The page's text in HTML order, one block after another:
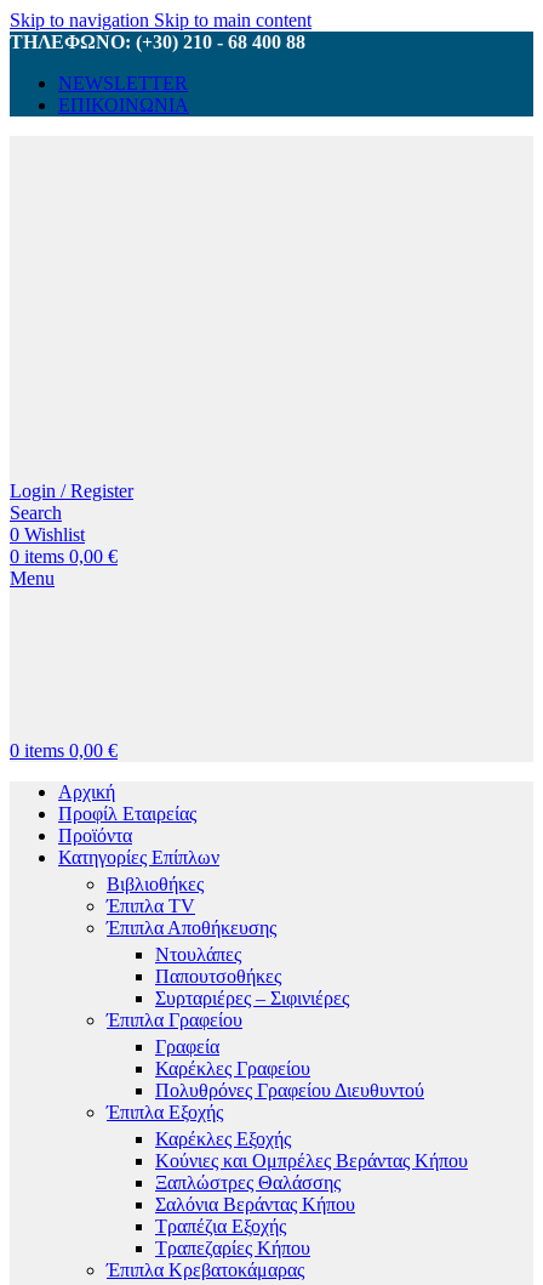
Skip to navigation Skip to main content
ΤΗΛΕΦΩΝΟ: (+30) 210 - 68 400 88
NEWSLETTER
ΕΠΙΚΟΙΝΩΝΙΑ
Login / Register
Search
0 Wishlist
0 items 0,00 €
Menu
0 items 0,00 €
Αρχική
Προφίλ Εταιρείας
Προϊόντα
Κατηγορίες Επίπλων
Βιβλιοθήκες
Έπιπλα TV
Έπιπλα Αποθήκευσης
Ντουλάπες
Παπουτσοθήκες
Συρταριέρες – Σιφινιέρες
Έπιπλα Γραφείου
Γραφεία
Καρέκλες Γραφείου
Πολυθρόνες Γραφείου Διευθυντού
Έπιπλα Εξοχής
Καρέκλες Εξοχής
Κούνιες και Ομπρέλες Βεράντας Κήπου
Ξαπλώστρες Θαλάσσης
Σαλόνια Βεράντας Κήπου
Τραπέζια Εξοχής
Τραπεζαρίες Κήπου
Έπιπλα Κρεβατοκάμαρας